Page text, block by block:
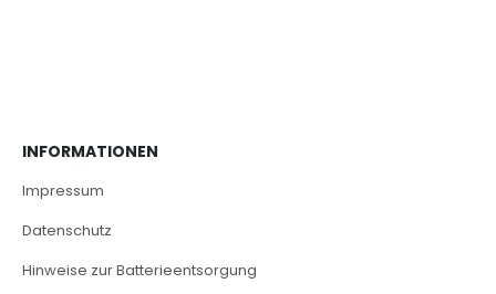
INFORMATIONEN
Impressum
Datenschutz
Hinweise zur Batterieentsorgung